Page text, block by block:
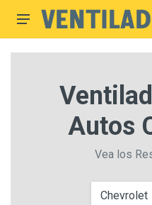
Autos
Vea los
Chevrolet